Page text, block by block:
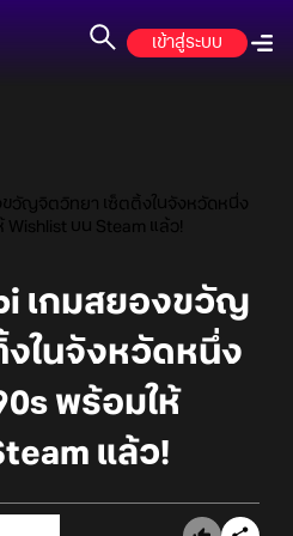
เข้าสู่ระบบ
ขวัญจิตวิทยา เซ็ตติ้งในจังหวัดหนึ่ง
บน Steam แล้ว!
เกมสยองขวัญ
งในจังหวัดหนึ่ง
พร้อมให้
แล้ว!